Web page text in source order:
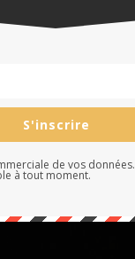
S'inscrire
de vos données.
à tout moment.